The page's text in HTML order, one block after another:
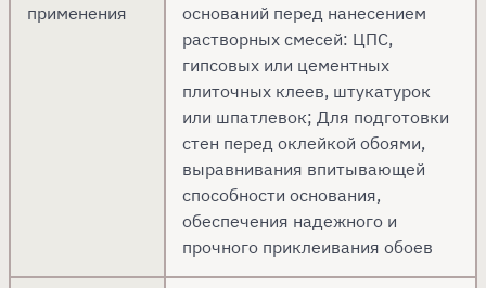
применения
оснований перед нанесением
растворных смесей: ЦПС,
гипсовых или цементных
плиточных клеев, штукатурок
или шпатлевок; Для подготовки
стен перед оклейкой обоями,
выравнивания впитывающей
способности основания,
обеспечения надежного и
прочного приклеивания обоев